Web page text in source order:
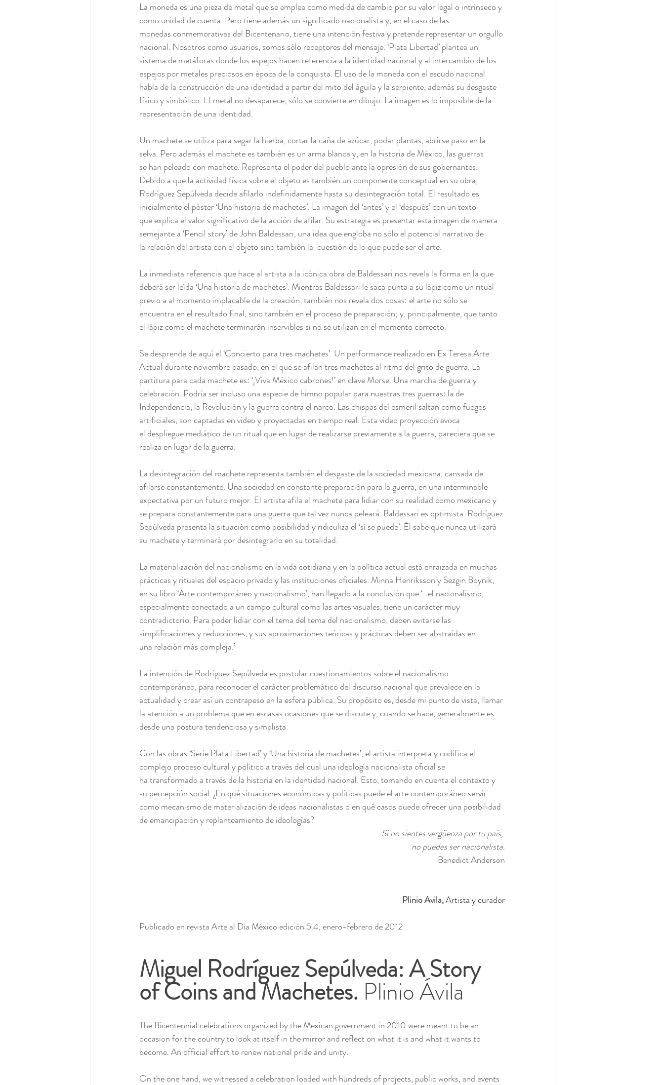
La moneda es una pieza de metal que se emplea como medida de cambio por su valor legal o intrínseco y
como unidad de cuenta. Pero tiene además un significado nacionalista y, en el caso de las
monedas conmemorativas del Bicentenario, tiene una intención festiva y pretende representar un orgullo
nacional. Nosotros como usuarios, somos sólo receptores del mensaje. ‘Plata Libertad’ plantea un
sistema de metáforas donde los espejos hacen referencia a la identidad nacional y al intercambio de los
espejos por metales preciosos en época de la conquista. El uso de la moneda con el escudo nacional
habla de la construcción de una identidad a partir del mito del águila y la serpiente, además su desgaste
físico y simbólico. El metal no desaparece, sólo se convierte en dibujo. La imagen es lo imposible de la
representación de una identidad.
Un machete se utiliza para segar la hierba, cortar la caña de azúcar, podar plantas, abrirse paso en la
selva. Pero además el machete es también es un arma blanca y, en la historia de México, las guerras
se han peleado con machete. Representa el poder del pueblo ante la opresión de sus gobernantes.
Debido a que la actividad física sobre el objeto es también un componente conceptual en su obra,
Rodríguez Sepúlveda decide afilarlo indefinidamente hasta su desintegración total. El resultado es
inicialmente el póster ‘Una historia de machetes’. La imagen del ‘antes’ y el ‘después’ con un texto
que explica el valor significativo de la acción de afilar. Su estrategia es presentar esta imagen de manera
semejante a ‘Pencil story’ de John Baldessari, una idea que engloba no sólo el potencial narrativo de
la relación del artista con el objeto sino también la  cuestión de lo que puede ser el arte.
La inmediata referencia que hace al artista a la icónica obra de Baldessari nos revela la forma en la que
deberá ser leída ‘Una historia de machetes’. Mientras Baldessari le saca punta a su lápiz como un ritual
previo a al momento implacable de la creación, también nos revela dos cosas: el arte no sólo se
encuentra en el resultado final, sino también en el proceso de preparación; y, principalmente, que tanto
el lápiz como el machete terminarán inservibles si no se utilizan en el momento correcto.
Se desprende de aquí el ‘Concierto para tres machetes’. Un performance realizado en Ex Teresa Arte
Actual durante noviembre pasado, en el que se afilan tres machetes al ritmo del grito de guerra. La
partitura para cada machete es: ‘¡Viva México cabrones!’ en clave Morse. Una marcha de guerra y
celebración. Podría ser incluso una especie de himno popular para nuestras tres guerras: la de
Independencia, la Revolución y la guerra contra el narco. Las chispas del esmeril saltan como fuegos
artificiales, son captadas en video y proyectadas en tiempo real. Esta video proyección evoca
el despliegue mediático de un ritual que en lugar de realizarse previamente a la guerra, pareciera que se
realiza en lugar de la guerra.
La desintegración del machete representa también el desgaste de la sociedad mexicana, cansada de
afilarse constantemente. Una sociedad en constante preparación para la guerra, en una interminable
expectativa por un futuro mejor. El artista afila el machete para lidiar con su realidad como mexicano y
se prepara constantemente para una guerra que tal vez nunca peleará. Baldessari es optimista. Rodríguez
Sepúlveda presenta la situación como posibilidad y ridiculiza el ‘sí se puede’. Él sabe que nunca utilizará
su machete y terminará por desintegrarlo en su totalidad.
La materialización del nacionalismo en la vida cotidiana y en la política actual está enraizada en muchas
prácticas y rituales del espacio privado y las instituciones oficiales. Minna Henriksson y Sezgin Boynik,
en su libro ‘Arte contemporáneo y nacionalismo’, han llegado a la conclusión que ‘…el nacionalismo,
especialmente conectado a un campo cultural como las artes visuales, tiene un carácter muy
contradictorio. Para poder lidiar con el tema del tema del nacionalismo, deben evitarse las
simplificaciones y reducciones, y sus aproximaciones teóricas y prácticas deben ser abstraídas en
una relación más compleja.’
La intención de Rodríguez Sepúlveda es postular cuestionamientos sobre el nacionalismo
contemporáneo, para reconocer el carácter problemático del discurso nacional que prevalece en la
actualidad y crear así un contrapeso en la esfera pública. Su propósito es, desde mi punto de vista, llamar
la atención a un problema que en escasas ocasiones que se discute y, cuando se hace, generalmente es
desde una postura tendenciosa y simplista.
Con las obras ‘Serie Plata Libertad’ y ‘Una historia de machetes’, el artista interpreta y codifica el
complejo proceso cultural y político a través del cual una ideología nacionalista oficial se
ha transformado a través de la historia en la identidad nacional. Esto, tomando en cuenta el contexto y
su percepción social. ¿En qué situaciones económicas y políticas puede el arte contemporáneo servir
como mecanismo de materialización de ideas nacionalistas o en qué casos puede ofrecer una posibilidad
de emancipación y replanteamiento de ideologías?
Si no sientes vergüenza por tu país,
no puedes ser nacionalista.
Benedict Anderson
Plinio Avila, Artista y curador
Publicado en revista Arte al Día México edición 5.4, enero-febrero de 2012
Miguel Rodríguez Sepúlveda: A Story
of Coins and Machetes. Plinio Ávila
The Bicentennial celebrations organized by the Mexican government in 2010 were meant to be an
occasion for the country to look at itself in the mirror and reflect on what it is and what it wants to
become. An official effort to renew national pride and unity.
On the one hand, we witnessed a celebration loaded with hundreds of projects, public works, and events